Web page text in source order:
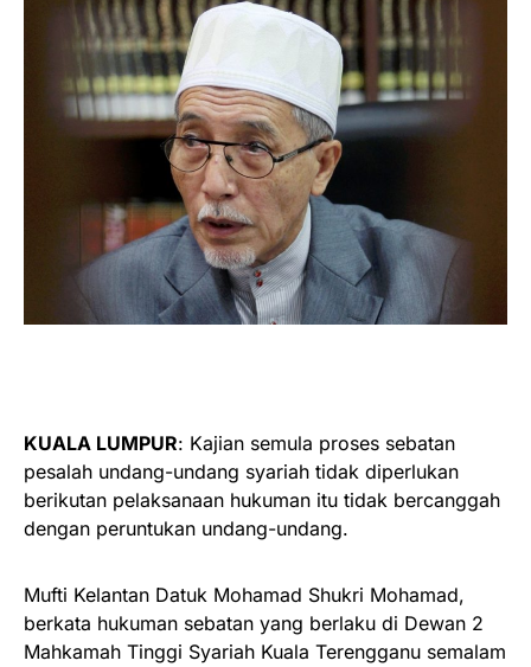
KUALA LUMPUR: Kajian semula proses sebatan
pesalah undang-undang syariah tidak diperlukan
berikutan pelaksanaan hukuman itu tidak bercanggah
dengan peruntukan undang-undang.
Mufti Kelantan Datuk Mohamad Shukri Mohamad,
berkata hukuman sebatan yang berlaku di Dewan 2
Mahkamah Tinggi Syariah Kuala Terengganu semalam